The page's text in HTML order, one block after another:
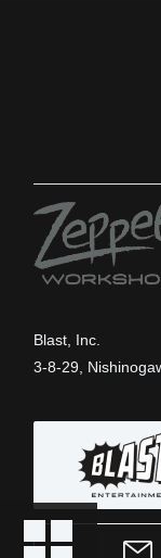
Blast, Inc.
3-8-29,